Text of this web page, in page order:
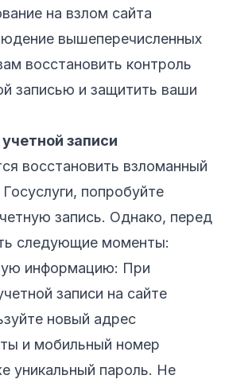
на взлом сайта
вышеперечисленных
восстановить контроль
записью и защитить ваши
записи
восстановить взломанный
попробуйте
запись. Однако, перед
следующие моменты:
информацию: При
записи на сайте
новый адрес
и мобильный номер
уникальный пароль. Не